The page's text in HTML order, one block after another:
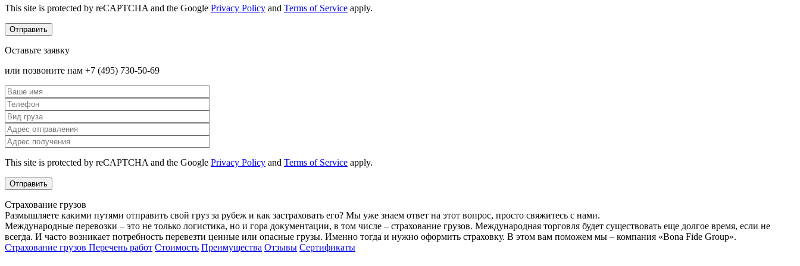
This site is protected by reCAPTCHA and the Google Privacy Policy and Terms of Service apply.
Оставьте заявку
или позвоните нам +7 (495) 730-50-69
This site is protected by reCAPTCHA and the Google Privacy Policy and Terms of Service apply.
Страхование грузов
Размышляете какими путями отправить свой груз за рубеж и как застраховать его? Мы уже знаем ответ на этот вопрос, просто свяжитесь с нами.
Международные перевозки – это не только логистика, но и гора документации, в том числе – страхование грузов. Международная торговля будет существовать еще долгое время, если не
всегда. И часто возникает потребность перевезти ценные или опасные грузы. Именно тогда и нужно оформить страховку. В этом вам поможем мы – компания «Bona Fide Group».
Страхование грузов Перечень работ Стоимость Преимущества Отзывы Сертификаты